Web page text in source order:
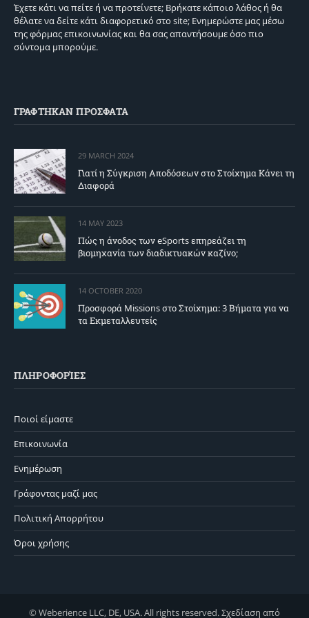
Έχετε κάτι να πείτε ή να προτείνετε; Βρήκατε κάποιο λάθος ή θα
θέλατε να δείτε κάτι διαφορετικό στο site; Ενημερώστε μας μέσω
της φόρμας επικοινωνίας και θα σας απαντήσουμε όσο πιο
σύντομα μπορούμε.
ΓΡΑΦΤΗΚΑΝ ΠΡΟΣΦΑΤΑ
29 MARCH 2024
Γιατί η Σύγκριση Αποδόσεων στο Στοίχημα Κάνει τη
Διαφορά
14 MAY 2023
Πώς η άνοδος των eSports επηρεάζει τη
βιομηχανία των διαδικτυακών καζίνο;
14 OCTOBER 2020
Προσφορά Missions στο Στοίχημα: 3 Βήματα για να
τα Εκμεταλλευτείς
ΠΛΗΡΟΦΟΡΊΕΣ
Ποιοί είμαστε
Επικοινωνία
Ενημέρωση
Γράφοντας μαζί μας
Πολιτική Απορρήτου
Όροι χρήσης
© Weberience LLC, DE, USA. All rights reserved. Σχεδίαση από